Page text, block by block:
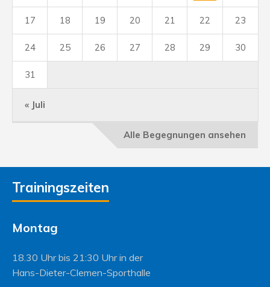
« Juli
17 18 19 20 21 22 23
24 25 26 27 28 29 30
31
Alle Begegnungen ansehen
Trainingszeiten
Montag
18.30 Uhr bis 21:30 Uhr in der
Hans-Dieter-Clemen-Sporthalle